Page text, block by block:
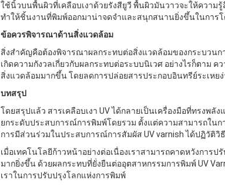
ใช้นิ้วบนพื้นผิวที่เคลือบเงาด้วยรังสียูวี พื้นผิวมันวาวจะให้ควา
ทําให้ชิ้นงานที่พิมพ์ออกมาน่าจดจําและสนุกสนานยิ่งขึ้นในการ
ข้อควรพิจารณาด้านสิ่งแวดล้อม
สิ่งสําคัญคือต้องพิจารณาผลกระทบต่อสิ่งแวดล้อมของกระบวนก
เกิดความกังวลเกี่ยวกับผลกระทบต่อระบบนิเวศ อย่างไรก็ตาม
สิ่งแวดล้อมมากขึ้น โดยลดการปล่อยสารประกอบอินทรีย์ระเหย
บทสรุป
โดยสรุปแล้ว สารเคลือบเงา UV ได้กลายเป็นเครื่องมือที่ทรงพ
ยกระดับประสบการณ์การพิมพ์โดยรวม ตั้งแต่ความสามารถใน
การมีส่วนร่วมในประสบการณ์การสัมผัส UV varnish ได้ปฏิวัติ
เมื่อเทคโนโลยีก้าวหน้าอย่างต่อเนื่องเราสามารถคาดหวังการ
มากยิ่งขึ้น ด้วยผลกระทบที่ยั่งยืนต่ออุตสาหกรรมการพิมพ์ UV
เราในการปรับปรุงโลกแห่งการพิมพ์